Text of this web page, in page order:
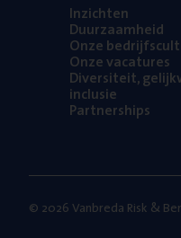
Inzich­ten
Duur­zaam­heid
Onze
Onze vaca­tu­res
Diver­si­teit,
inclusie
Part­ner­ships
© 2026 Vanbreda Risk &